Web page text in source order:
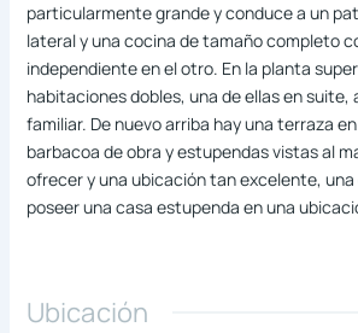
particularmente grande y conduce a un
lateral y una cocina de tamaño completo
independiente en el otro. En la planta
habitaciones dobles, una de ellas en suite,
familiar. De nuevo arriba hay una terraza
barbacoa de obra y estupendas vistas al
ofrecer y una ubicación tan excelente,
poseer una casa estupenda en una
Ubicación